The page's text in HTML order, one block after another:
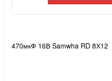
470мкФ 16В Samwha RD 8Х12